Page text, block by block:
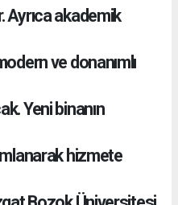
akademik
ve donanımlı
Yeni binanın
hizmete